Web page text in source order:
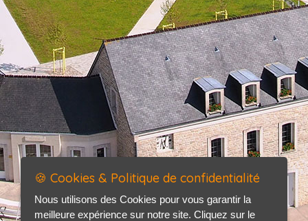
🍪 Cookies & Politique de confidentialité
Nous utilisons des Cookies pour vous garantir la
meilleure expérience sur notre site. Cliquez sur le